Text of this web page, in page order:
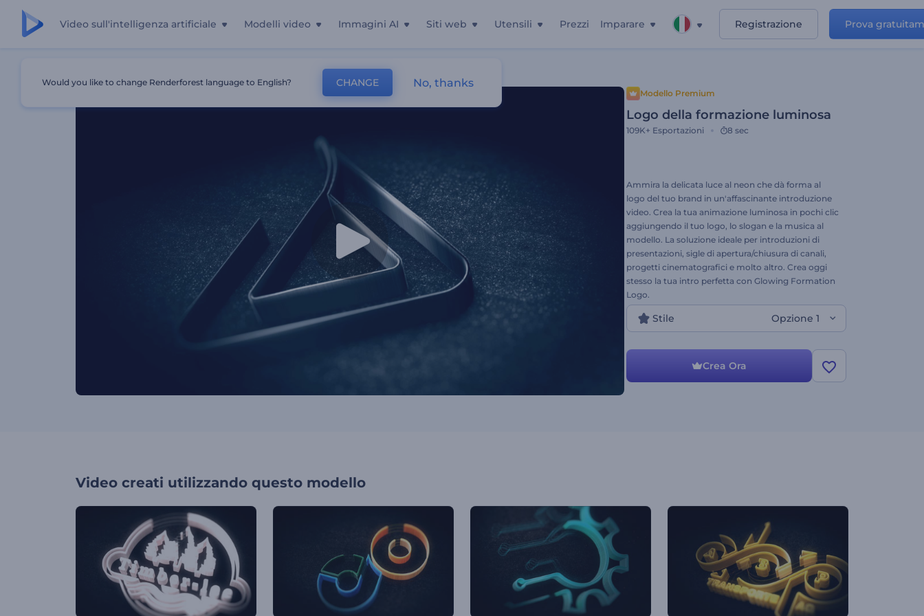
Video sull'intelligenza artificiale Modelli video Immagini AI Siti web Utensili Prezzi Imparare Registrazione Prova
Modello Premium
Logo della formazione luminosa
109K+ Esportazioni 8 sec
Ammira la delicata luce al neon che dà forma al
logo del tuo brand in un'affascinante introduzione
video. Crea la tua animazione luminosa in pochi clic
aggiungendo il tuo logo, lo slogan e la musica al
modello. La soluzione ideale per introduzioni di
presentazioni, sigle di apertura/chiusura di canali,
progetti cinematografici e molto altro. Crea oggi
stesso la tua intro perfetta con Glowing Formation
Logo.
Stile Opzione 1
Crea Ora
Video creati utilizzando questo modello
Would you like to change Renderforest language to English? CHANGE No, thanks